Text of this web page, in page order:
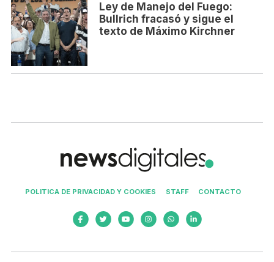
Ley de Manejo del Fuego:
Bullrich fracasó y sigue el
texto de Máximo Kirchner
POLITICA DE PRIVACIDAD Y COOKIES STAFF CONTACTO